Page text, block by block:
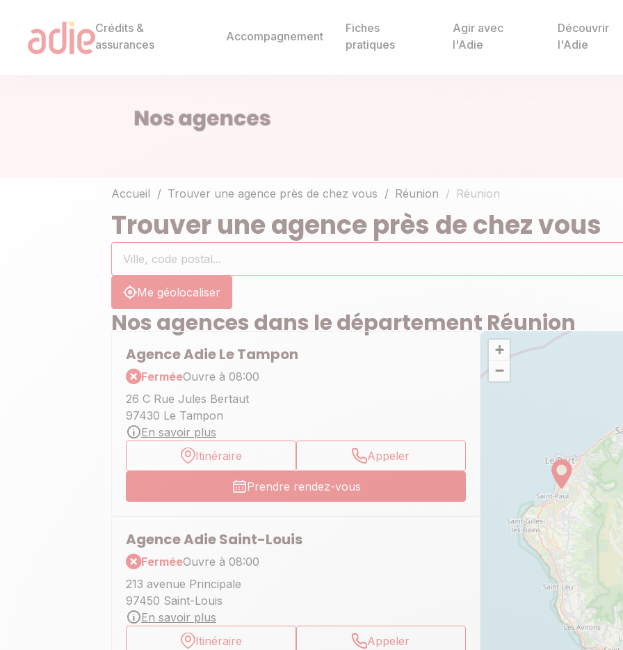
Crédits &
assurances
Accompagnement
Fiches
pratiques
Agir avec
l'Adie
Découvrir
l'Adie
Accueil Trouver une agence près de chez vous Réunion Réunion
Trouver une agence près de chez vous
Ville,
code
0
résultat(s)
trouvé(s)
Me géolocaliser
Nos agences dans le département Réunion
Agence Adie Le Tampon
FerméeOuvre à 08:00
26 C Rue Jules Bertaut
97430 Le Tampon
En savoir plus
Itinéraire
Appeler
Prendre rendez-vous
Agence Adie Saint-Louis
FerméeOuvre à 08:00
213 avenue Principale
97450 Saint-Louis
En savoir plus
Itinéraire
Appeler
+
−